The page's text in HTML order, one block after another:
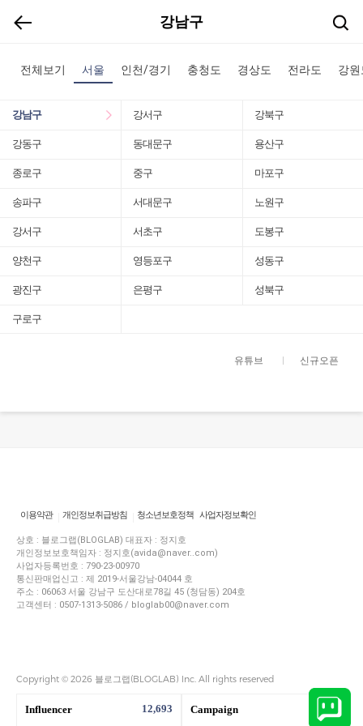
강남구
전체보기 서울 인천/경기 충청도 경상도 전라도 강원
강남구 강서구 강북구
강동구 동대문구 용산구
종로구 중구 마포구
송파구 서대문구 노원구
강서구 서초구 도봉구
양천구 영등포구 성동구
광진구 은평구 성북구
구로구
유튜브 신규오픈
이용약관 개인정보취급방침 청소년보호정책 사업자정보확인
상호 : 블로그랩(BLOGLAB) 대표자 : 정지호
개인정보보호책임자 : 정지호(avida@naver..com)
사업자등록번호 : 790-23-00970
통신판매업신고 : 제 2019-서울강남-04044 호
주소 : 06063 서울 강남구 도산대로78길 45 (청담동) 204호
고객센터 : 0507-1313-5086 / bloglab00@naver.com
Copyright © 2026 블로그랩(BLOGLAB) Inc. All rights reserved
Influencer 12,693 Campaign 1,450